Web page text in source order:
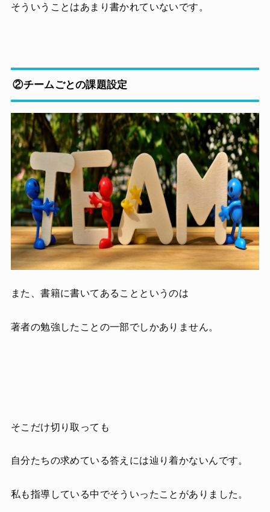
そういうことはあまり書かれていないです。
②チームごとの課題設定
また、書籍に書いてあることというのは
著者の勉強したことの一部でしかありません。
そこだけ切り取っても
自分たちの求めている答えには辿り着かないんです。
私も指導している中でそういったことがありました。